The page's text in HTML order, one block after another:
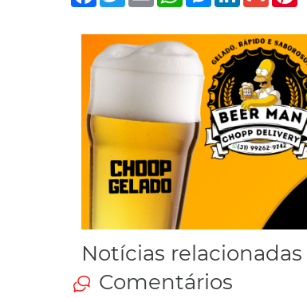
Notícias relacionadas
Comentários